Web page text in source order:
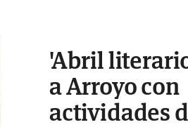
'Abril
a Arroyo con
actividades